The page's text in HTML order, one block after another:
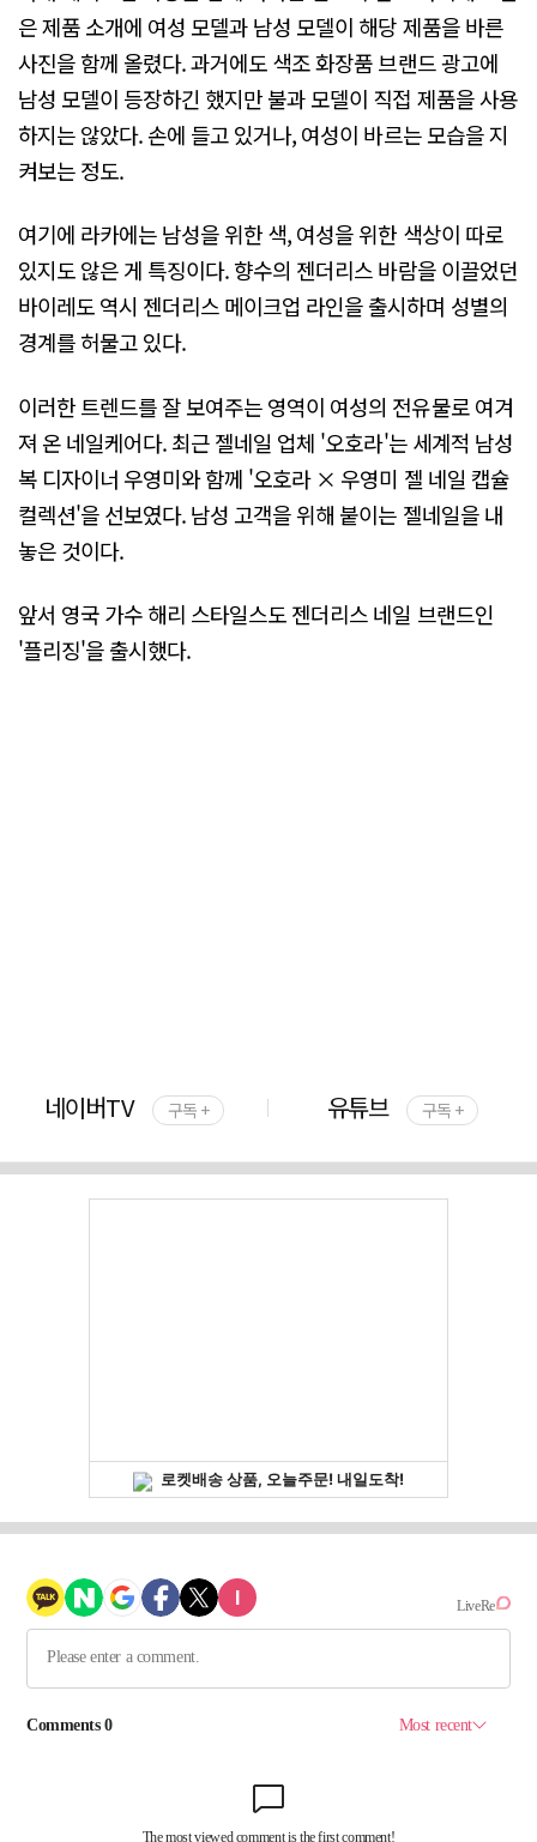
은 제품 소개에 여성 모델과 남성 모델이 해당 제품을 바른
사진을 함께 올렸다. 과거에도 색조 화장품 브랜드 광고에
남성 모델이 등장하긴 했지만 불과 모델이 직접 제품을 사용
하지는 않았다. 손에 들고 있거나, 여성이 바르는 모습을 지
켜보는 정도.
여기에 라카에는 남성을 위한 색, 여성을 위한 색상이 따로
있지도 않은 게 특징이다. 향수의 젠더리스 바람을 이끌었던
바이레도 역시 젠더리스 메이크업 라인을 출시하며 성별의
경계를 허물고 있다.
이러한 트렌드를 잘 보여주는 영역이 여성의 전유물로 여겨
져 온 네일케어다. 최근 젤네일 업체 '오호라'는 세계적 남성
복 디자이너 우영미와 함께 '오호라 × 우영미 젤 네일 캡슐
컬렉션'을 선보였다. 남성 고객을 위해 붙이는 젤네일을 내
놓은 것이다.
앞서 영국 가수 해리 스타일스도 젠더리스 네일 브랜드인
'플리징'을 출시했다.
네이버TV 구독 + 유튜브 구독 +